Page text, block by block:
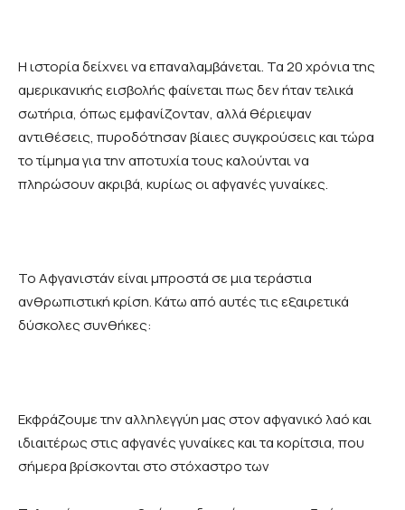
Η ιστορία δείχνει να επαναλαμβάνεται. Τα 20 χρόνια της
αμερικανικής εισβολής φαίνεται πως δεν ήταν τελικά
σωτήρια, όπως εμφανίζονταν, αλλά θέριεψαν
αντιθέσεις, πυροδότησαν βίαιες συγκρούσεις και τώρα
το τίμημα για την αποτυχία τους καλούνται να
πληρώσουν ακριβά, κυρίως οι αφγανές γυναίκες.
Το Αφγανιστάν είναι μπροστά σε μια τεράστια
ανθρωπιστική κρίση. Κάτω από αυτές τις εξαιρετικά
δύσκολες συνθήκες:
Εκφράζουμε την αλληλεγγύη μας στον αφγανικό λαό και
ιδιαιτέρως στις αφγανές γυναίκες και τα κορίτσια, που
σήμερα βρίσκονται στο στόχαστρο των